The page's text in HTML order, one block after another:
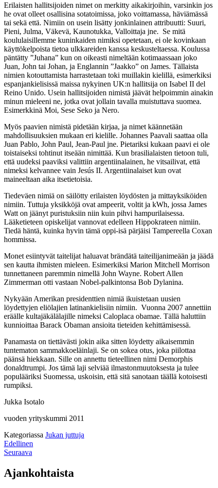
Erilaisten hallitsijoiden nimet on merkitty aikakirjoihin, varsinkin jos
he ovat olleet osallisina sotatoimissa, joko voittamassa, häviämässä
tai sekä että. Nimiin on usein lisätty jonkinlainen attribuutti: Suuri,
Pieni, Julma, Väkevä, Kaunotukka, Valloittaja jne. Se mitä
koululaisillemme kuninkaiden nimiksi opetetaan, ei ole kovinkaan
käyttökelpoista tietoa ulkkareiden kanssa keskusteltaessa. Koulussa
päntätty ”Juhana” kun on oikeasti nimeltään kotimaassaan joko
Juan, John tai Johan, ja Englannin ”Jaakko” on James. Tällaista
nimien kotouttamista harrastetaan toki muillakin kielillä, esimerkiksi
espanjankielisissä maissa nykyinen UK:n hallitsija on Isabel II del
Reino Unido. Usein hallitsijoiden nimistä jäävät helpoimmin ainakin
minun mieleeni ne, jotka ovat jollain tavalla muistuttava suomea.
Esimerkkinä Moi, Sese Seko ja Nero.
Myös paavien nimistä pidetään kirjaa, ja nimet käännetään
mahdollisuuksien mukaan eri kielille. Johannes Paavali saattaa olla
Juan Pablo, John Paul, Jean-Paul jne. Pietariksi kukaan paavi ei ole
toistaiseksi tohtinut itseään nimittää. Kun brasilialaisten tietoon tuli,
että uudeksi paaviksi valittiin argentiinalainen, he vitsailivat, että
nimeksi kelvannee vain Jesús II. Argentiinalaiset kun ovat
maineeltaan aika itsetietoisia.
Tiedeväen nimiä on säilötty erilaisten löydösten ja mittayksiköiden
nimiin. Tuttuja yksikköjä ovat ampeerit, voltit ja kWh, jossa James
Watt on jäänyt puristuksiin niin kuin pihvi hampurilaisessa.
Lääketieteen opiskelijat vannovat edelleen Hippokrateen nimiin.
Tiedä häntä, kuinka hyvin tämä oppi-isä pärjäisi Tampereella Coxan
hommissa.
Monet esiintyvät taitelijat haluavat brändätä taiteilijanimeään ja jäädä
sen kautta ihmisten mieleen. Esimerkiksi Marion Mitchell Morrison
tunnettaneen paremmin nimellä John Wayne. Robert Allen
Zimmerman otti vastaan Nobel-palkintonsa Bob Dylanina.
Nykyään Amerikan presidenttien nimiä ikuistetaan uusien
löydettyjen eliölajien latinankielisiin nimiin. Vuonna 2007 annettiin
eräälle kultajäkälälajille nimeksi Caloplaca obamae. Tällä haluttiin
kunnioittaa Barack Obaman ansioita tieteiden kehittämisessä.
Panamasta on tiettävästi jokin aika sitten löydetty aikaisemmin
tuntematon sammakkoeläinlaji. Se on sokea otus, joka piilottaa
päänsä hiekkaan. Sille on annettu tieteellinen nimi Demorphis
donaldtrumpi. Jos tämä laji selviää ilmastonmuutoksesta ja tulee
populääriksi Suomessa, uskoisin, että sitä sanotaan täällä kotoisesti
rumpiksi.
Jukka Isotalo
vuoden yrityskummi 2011
Kategoriassa Jukan juttuja
Artikkelien
selaus
Edellinen
Juha
Österlund
Seuraava
auttaa
yrittäjää
Ajankohtaista